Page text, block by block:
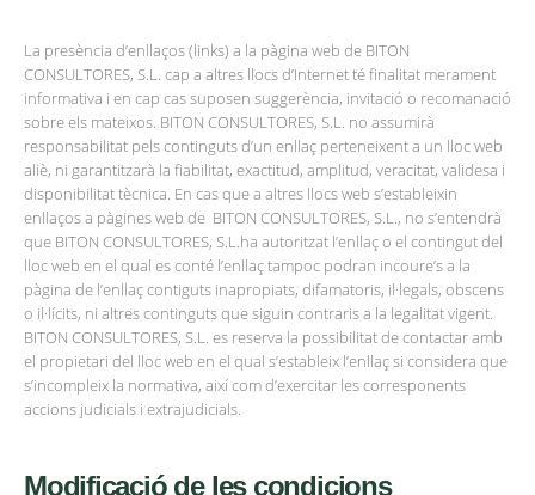
La presència d’enllaços (links) a la pàgina web de BITON
CONSULTORES, S.L. cap a altres llocs d’Internet té finalitat merament
informativa i en cap cas suposen suggerència, invitació o recomanació
sobre els mateixos. BITON CONSULTORES, S.L. no assumirà
responsabilitat pels continguts d’un enllaç perteneixent a un lloc web
aliè, ni garantitzarà la fiabilitat, exactitud, amplitud, veracitat, validesa i
disponibilitat tècnica. En cas que a altres llocs web s’estableixin
enllaços a pàgines web de BITON CONSULTORES, S.L., no s’entendrà
que BITON CONSULTORES, S.L.ha autoritzat l’enllaç o el contingut del
lloc web en el qual es conté l’enllaç tampoc podran incoure’s a la
pàgina de l’enllaç contiguts inapropiats, difamatoris, il·legals, obscens
o il·lícits, ni altres continguts que siguin contraris a la legalitat vigent.
BITON CONSULTORES, S.L. es reserva la possibilitat de contactar amb
el propietari del lloc web en el qual s’estableix l’enllaç si considera que
s’incompleix la normativa, així com d’exercitar les corresponents
accions judicials i extrajudicials.
Modificació de les condicions